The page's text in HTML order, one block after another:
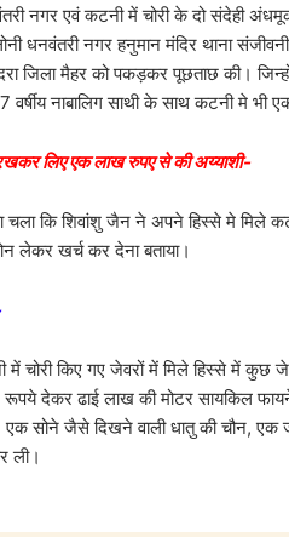
नगर एवं कटनी में चोरी के दो संदेही
धनवंतरी नगर हनुमान मंदिर थाना
जिला मैहर को पकड़कर पूछताछ की।
नाबालिग साथी के साथ कटनी मे भी
लिए एक लाख रुपए से की अय्याशी-
चला कि शिवांशु जैन ने अपने हिस्से मे
लेकर खर्च कर देना बताया।
चोरी किए गए जेवरों में मिले हिस्से में कुछ
देकर ढाई लाख की मोटर सायकिल
एक सोने जैसे दिखने वाली धातु की चौन,
ली।